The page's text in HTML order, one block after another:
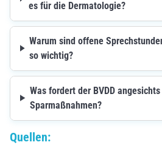
es für die Dermatologie?
Warum sind offene
so wichtig?
Was fordert der BVDD
Sparmaßnahmen?
Quellen: